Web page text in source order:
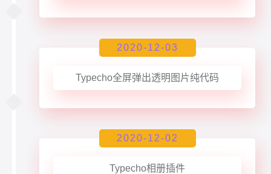
2020-12-03
Typecho全屏弹出透明图片纯代码
2020-12-02
Typecho相册插件